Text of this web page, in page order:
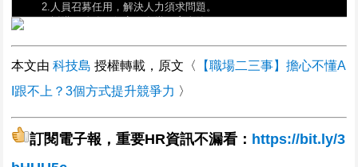
2.人員召募任用，解決人力須求問題。
3.採購、總務、保安、食堂、宿舍管
今天
人資部-培訓經理 Learning & Development Manager (台北
鼎鼎大飯店股份有限公司
不拘，5年以上，台北市大安區
🌟 職缺亮點｜About the Role
本文由科技島 授權轉載，原文〈
【職場二三事】擔心不懂A
I跟不上？3個方式提升競爭力 〉
訂閱電子報，重要HR資訊不漏看： https://bit.ly/3